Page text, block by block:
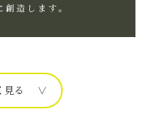
造します。
見る